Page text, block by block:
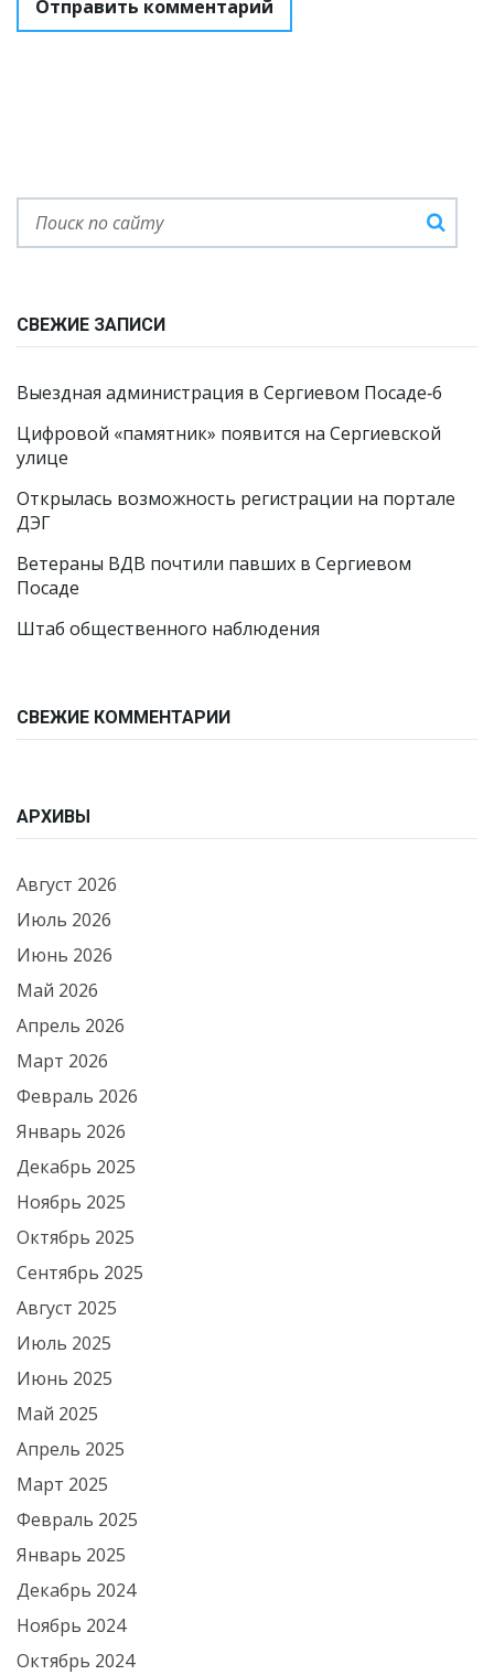
СВЕЖИЕ ЗАПИСИ
Выездная администрация в Сергиевом Посаде‑6
Цифровой «памятник» появится на Сергиевской
улице
Открылась возможность регистрации на портале
ДЭГ
Ветераны ВДВ почтили павших в Сергиевом
Посаде
Штаб общественного наблюдения
СВЕЖИЕ КОММЕНТАРИИ
АРХИВЫ
Август 2026
Июль 2026
Июнь 2026
Май 2026
Апрель 2026
Март 2026
Февраль 2026
Январь 2026
Декабрь 2025
Ноябрь 2025
Октябрь 2025
Сентябрь 2025
Август 2025
Июль 2025
Июнь 2025
Май 2025
Апрель 2025
Март 2025
Февраль 2025
Январь 2025
Декабрь 2024
Ноябрь 2024
Октябрь 2024